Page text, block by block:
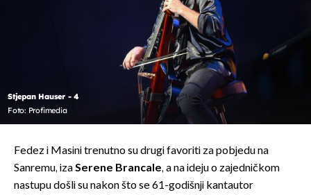
Stjepan Hauser - 4
Foto: Profimedia
Fedez i Masini trenutno su drugi favoriti za pobjedu na
Sanremu, izaSerene Brancale, a na ideju o zajedničkom
nastupu došli su nakon što se 61-godišnji kantautor